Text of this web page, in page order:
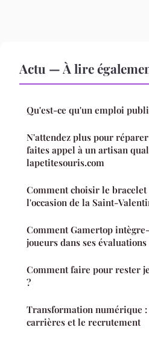
Actu — À lire
Qu'est-ce qu'un emploi
N'attendez plus pour
faites appel à un artisan
lapetitesouris.com
Comment choisir le
l'occasion de la Saint-
Comment Gamertop
joueurs dans ses évaluations
Comment faire pour rester
?
Transformation numérique
carrières et le recrutement